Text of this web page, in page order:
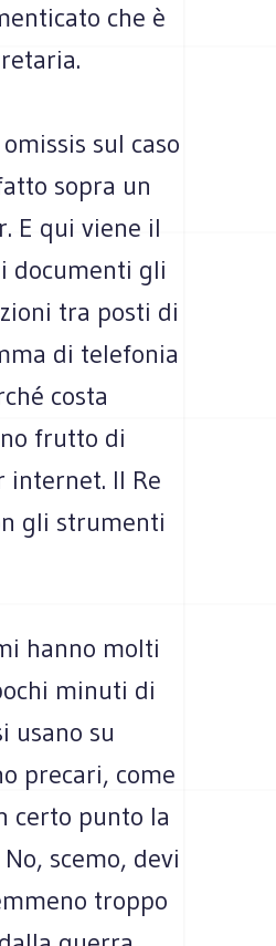
che è
sul caso
sopra un
E qui viene il
documenti gli
tra posti di
di telefonia
costa
frutto di
internet. Il Re
gli strumenti
hanno molti
minuti di
usano su
precari, come
certo punto la
scemo, devi
troppo